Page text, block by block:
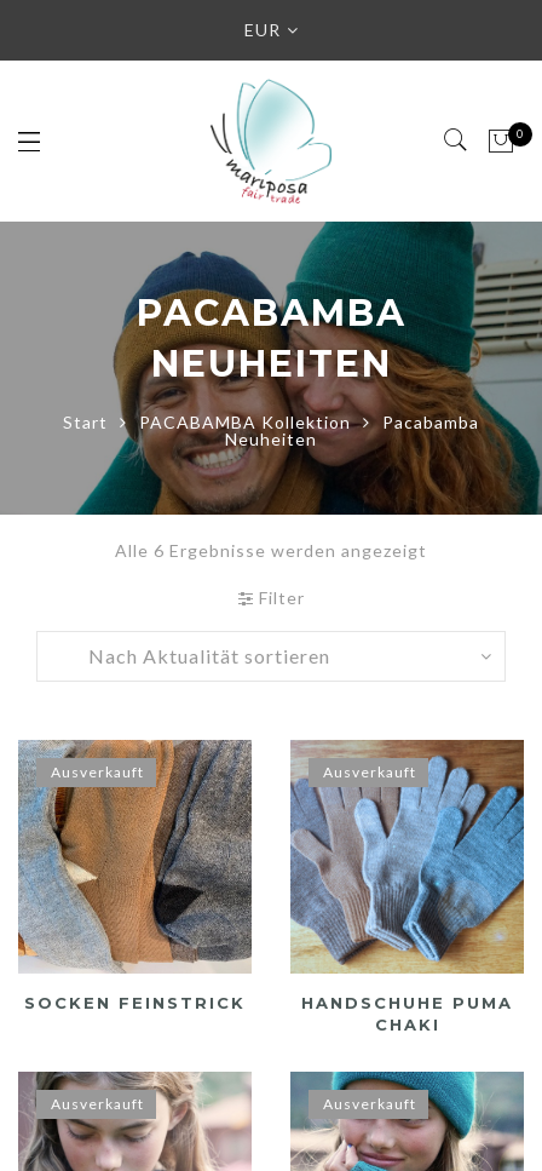
EUR
0
PACABAMBA
NEUHEITEN
Start PACABAMBA Kollektion
Pacabamba
Neuheiten
Alle 6 Ergebnisse werden angezeigt
sortiert
Filter
Ausverkauft
SOCKEN FEINSTRICK
Ausverkauft
HANDSCHUHE PUMA
CHAKI
Ausverkauft Ausverkauft